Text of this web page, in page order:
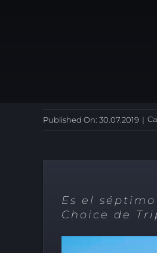
Published On: 30.07.2019 |
Es el
Choice de